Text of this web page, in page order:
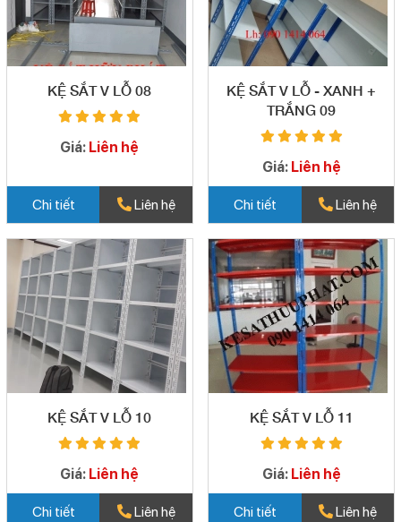
KỆ SẮT V LỖ 08
Giá: Liên hệ
Chi tiết Liên hệ
KỆ SẮT V LỖ - XANH +
TRẮNG 09
Giá: Liên hệ
Chi tiết Liên hệ
KỆ SẮT V LỖ 10
Giá: Liên hệ
Chi tiết Liên hệ
KỆ SẮT V LỖ 11
Giá: Liên hệ
Chi tiết Liên hệ